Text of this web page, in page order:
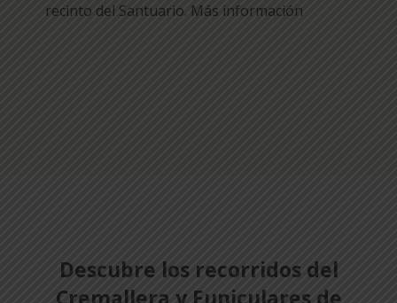
recinto del Santuario. Más información
Descubre los recorridos del